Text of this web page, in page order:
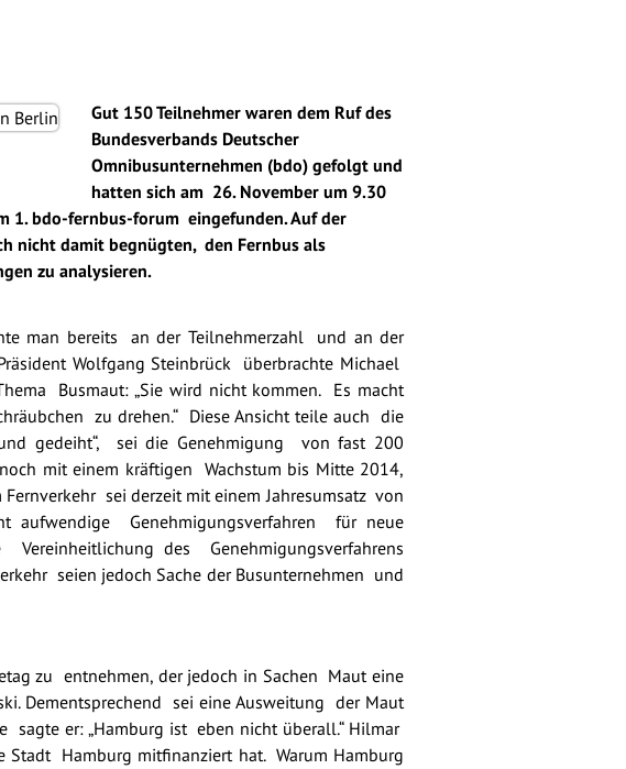
Gut 150 Teilnehmer waren dem Ruf des
Bundesverbands Deutscher
Omnibusunternehmen (bdo) gefolgt und
hatten sich am 26. November um 9.30
1. bdo-fernbus-forum eingefunden. Auf der
nicht damit begnügten, den Fernbus als
zu analysieren.
man bereits an der Teilnehmerzahl und an der
Wolfgang Steinbrück überbrachte Michael
Busmaut: „Sie wird nicht kommen. Es macht
zu drehen.“ Diese Ansicht teile auch die
gedeiht“, sei die Genehmigung von fast 200
mit einem kräftigen Wachstum bis Mitte 2014,
sei derzeit mit einem Jahresumsatz von
Genehmigungsverfahren für neue
des Genehmigungsverfahrens
seien jedoch Sache der Busunternehmen und
zu entnehmen, der jedoch in Sachen Maut eine
Dementsprechend sei eine Ausweitung der Maut
sagte er: „Hamburg ist eben nicht überall.“ Hilmar
Hamburg mitfinanziert hat. Warum Hamburg